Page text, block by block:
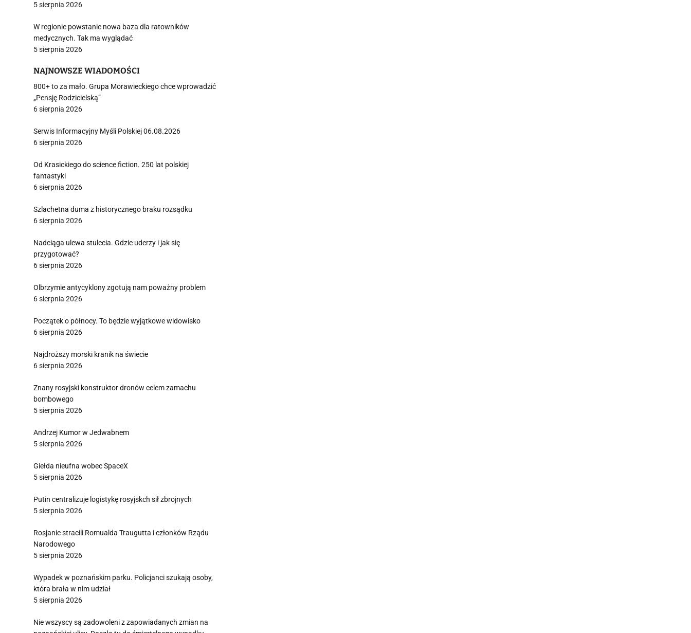
5 sierpnia 2026
W regionie powstanie nowa baza dla ratowników
medycznych. Tak ma wyglądać
5 sierpnia 2026
NAJNOWSZE WIADOMOŚCI
800+ to za mało. Grupa Morawieckiego chce wprowadzić
„Pensję Rodzicielską”
6 sierpnia 2026
Serwis Informacyjny Myśli Polskiej 06.08.2026
6 sierpnia 2026
Od Krasickiego do science fiction. 250 lat polskiej
fantastyki
6 sierpnia 2026
Szlachetna duma z historycznego braku rozsądku
6 sierpnia 2026
Nadciąga ulewa stulecia. Gdzie uderzy i jak się
przygotować?
6 sierpnia 2026
Olbrzymie antycyklony zgotują nam poważny problem
6 sierpnia 2026
Początek o północy. To będzie wyjątkowe widowisko
6 sierpnia 2026
Najdroższy morski kranik na świecie
6 sierpnia 2026
Znany rosyjski konstruktor dronów celem zamachu
bombowego
5 sierpnia 2026
Andrzej Kumor w Jedwabnem
5 sierpnia 2026
Giełda nieufna wobec SpaceX
5 sierpnia 2026
Putin centralizuje logistykę rosyjskch sił zbrojnych
5 sierpnia 2026
Rosjanie stracili Romualda Traugutta i członków Rządu
Narodowego
5 sierpnia 2026
Wypadek w poznańskim parku. Policjanci szukają osoby,
która brała w nim udział
5 sierpnia 2026
Nie wszyscy są zadowoleni z zapowiadanych zmian na